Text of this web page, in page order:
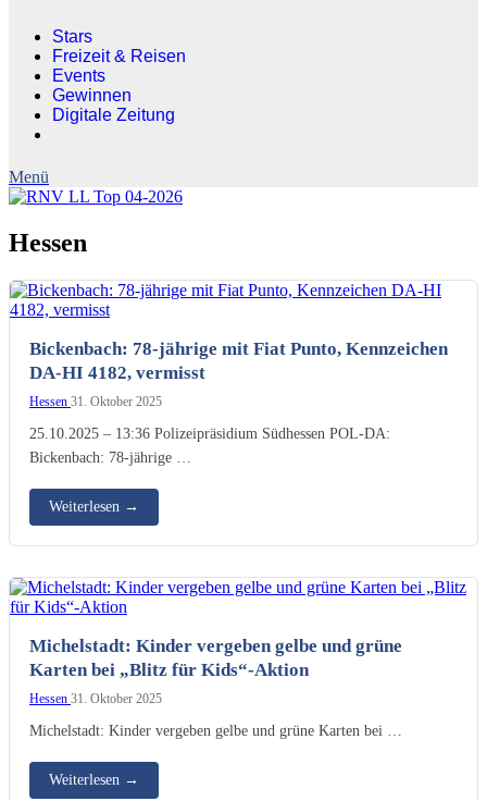
Stars
Freizeit & Reisen
Events
Gewinnen
Digitale Zeitung
Hessen
Bickenbach: 78-jährige mit Fiat Punto, Kennzeichen
DA-HI 4182, vermisst
Hessen 31. Oktober 2025
25.10.2025 – 13:36 Polizeipräsidium Südhessen POL-DA:
Bickenbach: 78-jährige …
Weiterlesen →
Michelstadt: Kinder vergeben gelbe und grüne
Karten bei „Blitz für Kids“-Aktion
Hessen 31. Oktober 2025
Michelstadt: Kinder vergeben gelbe und grüne Karten bei …
Weiterlesen →